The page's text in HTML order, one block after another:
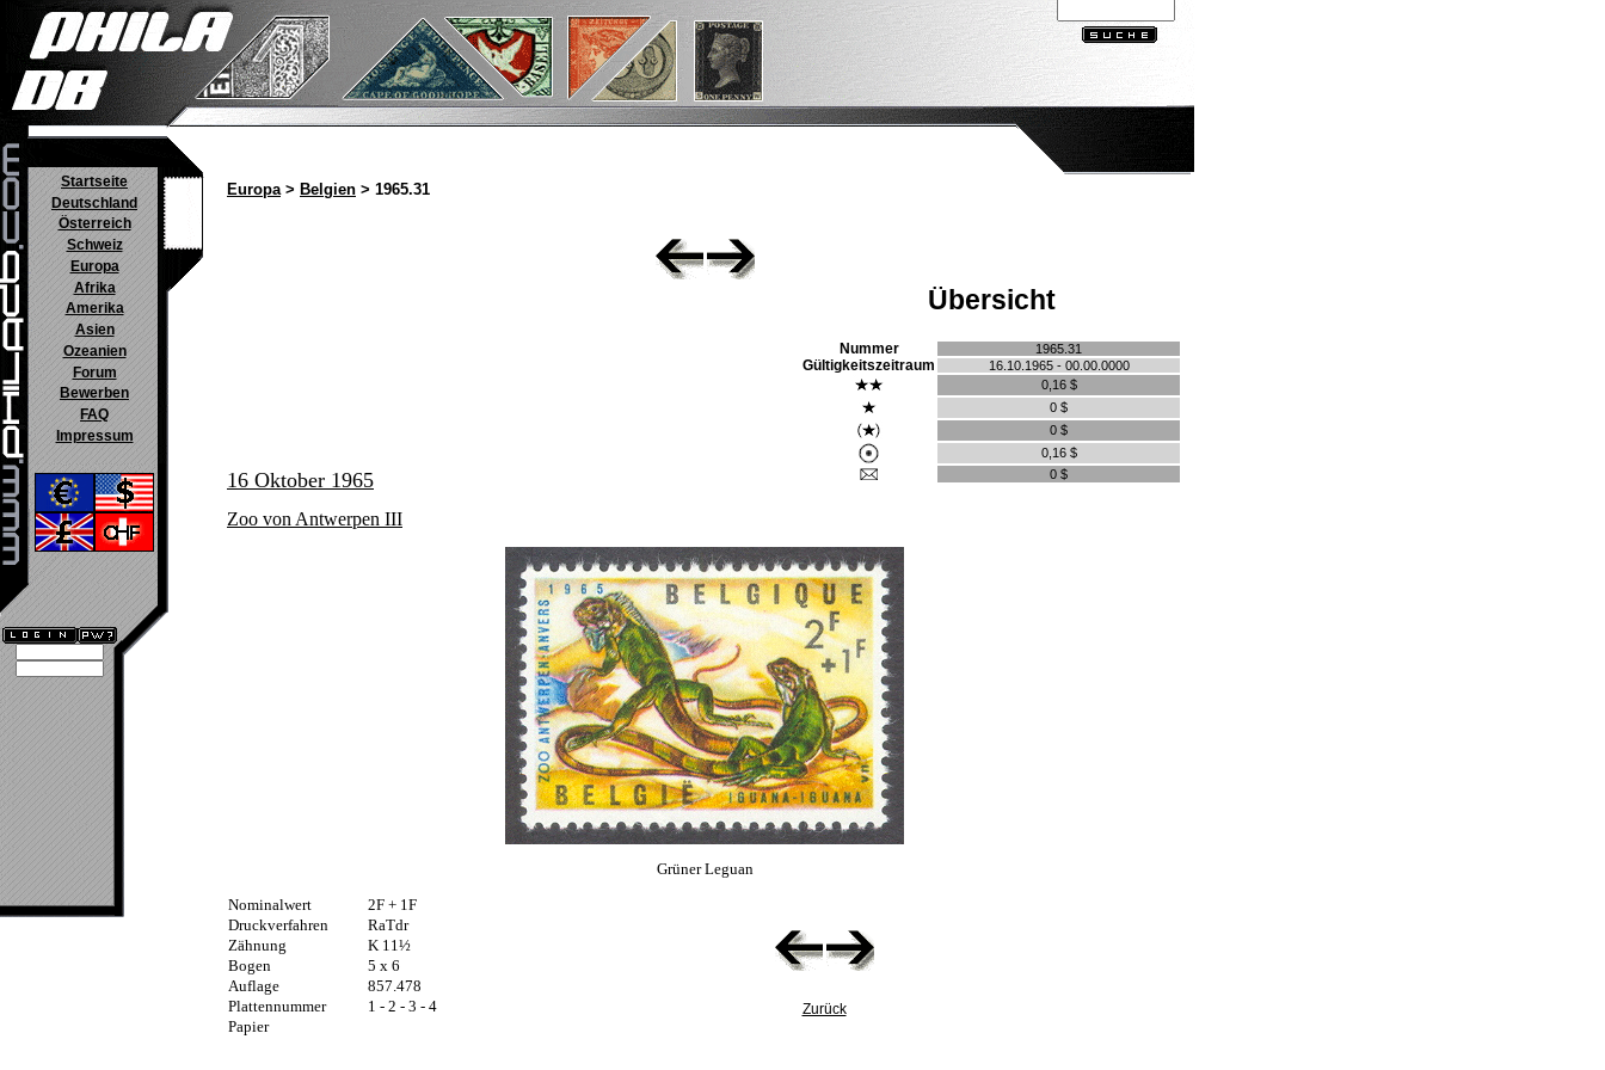
Startseite
Deutschland
Österreich
Schweiz
Europa
Afrika
Amerika
Asien
Ozeanien
Forum
Bewerben
FAQ
Impressum
Europa> Belgien > 1965.31
Übersicht
Nummer
1965.31
Gültigkeitszeitraum
16.10.1965 - 00.00.0000
0,16 $
0 $
0 $
0,16 $
0 $
16 Oktober 1965
Zoo von Antwerpen III
Grüner Leguan
Nominalwert
2F + 1F
Druckverfahren
RaTdr
Zähnung
K 11½
Bogen
5 x 6
Auflage
857.478
Plattennummer
1 - 2 - 3 - 4
Papier
Zurück